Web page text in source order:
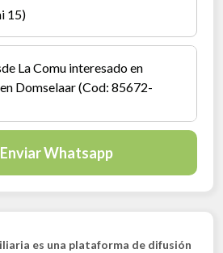
Enviar Whatsapp
es una plataforma de difusión